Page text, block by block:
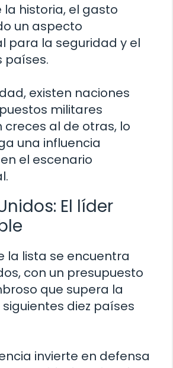
la historia, el gasto
un aspecto
para la seguridad y el
países.
existen naciones
militares
creces al de otras, lo
una influencia
el escenario
El líder
la lista se encuentra
con un presupuesto
que supera la
diez países
invierte en defensa